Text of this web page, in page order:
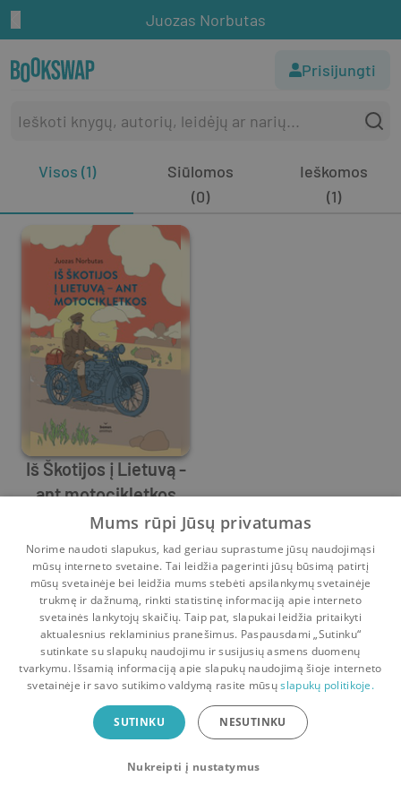
Juozas Norbutas
Prisijungti
Visos (1)
Siūlomos
(0)
Ieškomos
(1)
Iš Škotijos į Lietuvą -
ant motocikletkos
Juozas Norbutas
0 5
Pradinis Krepšelis Pokalbiai Pranešimai Paskyra
Bookswap programėlė
Mainykis knygomis dar patogiau!
Uždaryti
Mums rūpi Jūsų privatumas
Norime naudoti slapukus, kad geriau suprastume jūsų naudojimąsi
mūsų interneto svetaine. Tai leidžia pagerinti jūsų būsimą patirtį
mūsų svetainėje bei leidžia mums stebėti apsilankymų svetainėje
trukmę ir dažnumą, rinkti statistinę informaciją apie interneto
svetainės lankytojų skaičių. Taip pat, slapukai leidžia pritaikyti
aktualesnius reklaminius pranešimus. Paspausdami „Sutinku“
sutinkate su slapukų naudojimu ir susijusių asmens duomenų
tvarkymu. Išsamią informaciją apie slapukų naudojimą šioje interneto
svetainėje ir savo sutikimo valdymą rasite mūsųslapukų politikoje.
SUTINKU NESUTINKU
Nukreipti į nustatymus